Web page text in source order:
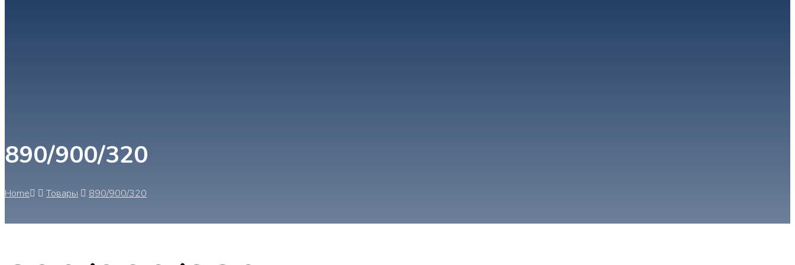
890/900/320
Home Товары 890/900/320